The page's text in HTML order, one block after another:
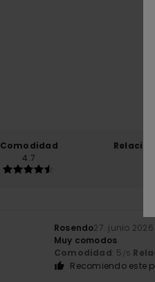
Comodidad
4.7
Rosendo27. junio 2026
Muy comodos
Comodidad: 5 /5
Recomiendo este